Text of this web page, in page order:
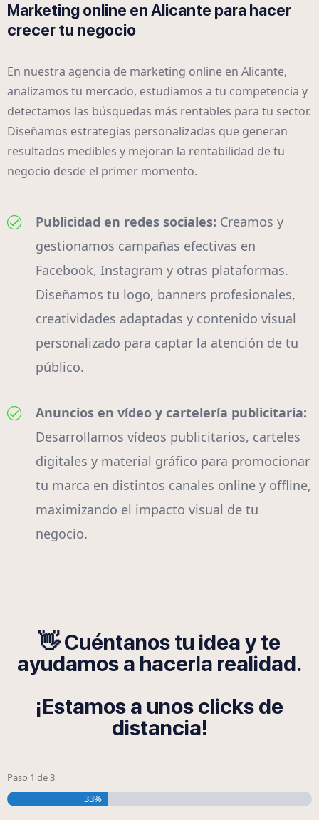
Marketing online en Alicante para hacer
crecer tu negocio
En nuestra agencia de marketing online en Alicante,
analizamos tu mercado, estudiamos a tu competencia y
detectamos las búsquedas más rentables para tu sector.
Diseñamos estrategias personalizadas que generan
resultados medibles y mejoran la rentabilidad de tu
negocio desde el primer momento.
Publicidad en redes sociales: Creamos y
gestionamos campañas efectivas en
Facebook, Instagram y otras plataformas.
Diseñamos tu logo, banners profesionales,
creatividades adaptadas y contenido visual
personalizado para captar la atención de tu
público.
Anuncios en vídeo y cartelería publicitaria:
Desarrollamos vídeos publicitarios, carteles
digitales y material gráfico para promocionar
tu marca en distintos canales online y offline,
maximizando el impacto visual de tu
negocio.
👋 Cuéntanos tu idea y te
ayudamos a hacerla realidad.
¡Estamos a unos clicks de
distancia!
Paso 1 de3
33%